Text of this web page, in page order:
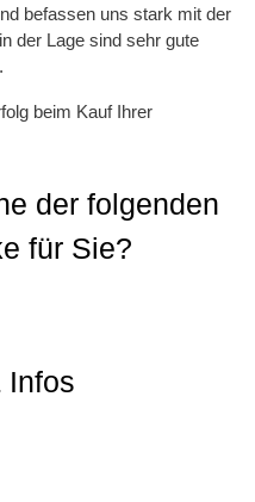
befassen uns stark mit der
der Lage sind sehr gute
beim Kauf Ihrer
der folgenden
für Sie?
Infos